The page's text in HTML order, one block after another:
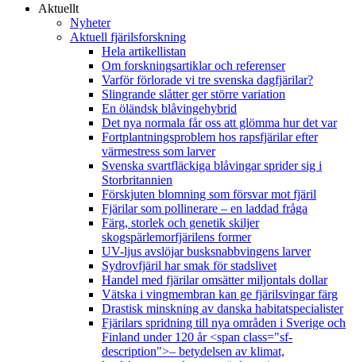
Aktuellt
Nyheter
Aktuell fjärilsforskning
Hela artikellistan
Om forskningsartiklar och referenser
Varför förlorade vi tre svenska dagfjärilar?
Slingrande slåtter ger större variation
En öländsk blåvingehybrid
Det nya normala får oss att glömma hur det var
Fortplantningsproblem hos rapsfjärilar efter
värmestress som larver
Svenska svartfläckiga blåvingar sprider sig i
Storbritannien
Förskjuten blomning som försvar mot fjäril
Fjärilar som pollinerare – en laddad fråga
Färg, storlek och genetik skiljer
skogspärlemorfjärilens former
UV-ljus avslöjar busksnabbvingens larver
Sydrovfjäril har smak för stadslivet
Handel med fjärilar omsätter miljontals dollar
Vätska i vingmembran kan ge fjärilsvingar färg
Drastisk minskning av danska habitatspecialister
Fjärilars spridning till nya områden i Sverige och
Finland under 120 år <span class="sf-
description">– betydelsen av klimat,